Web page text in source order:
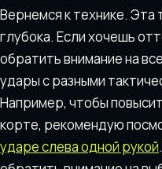
Вернемся к технике. Эта
глубока. Если хочешь
обратить внимание на
удары с разными
Например, чтобы
корте, рекомендую
ударе слева одной рукой